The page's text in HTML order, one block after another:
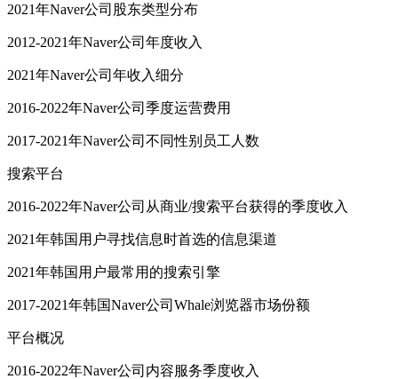
2021年Naver公司股东类型分布
2012-2021年Naver公司年度收入
2021年Naver公司年收入细分
2016-2022年Naver公司季度运营费用
2017-2021年Naver公司不同性别员工人数
搜索平台
2016-2022年Naver公司从商业/搜索平台获得的季度收入
2021年韩国用户寻找信息时首选的信息渠道
2021年韩国用户最常用的搜索引擎
2017-2021年韩国Naver公司Whale浏览器市场份额
平台概况
2016-2022年Naver公司内容服务季度收入